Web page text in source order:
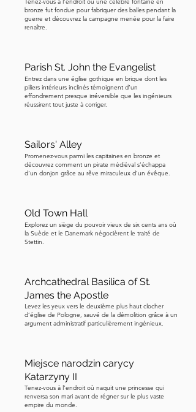
« Il ne faudra pas cinquante ans avant
que la famille des Griffons ne périsse. »
maria jamais. Elle vécut pendant des
décennies dans l'isolement croissant,
dépendant de la charité de la cour
qu'elle avait autrefois embellie. Alors
Griffon moururent successivement,
certains sans héritiers. Le public, déjà
inquiet pour l'avenir de la dynastie,
célibataire qui avait autrefois maudit la
famille dans un moment de désespoir.
Alors Sidonia fut formellement jugée
s'accumulèrent, et la femme âgée qui
avait autrefois été la beauté de la cour
fut soumise à la pleine rigueur des
coupable, décapitée à l'extérieur de la
Porte Moulin, et son corps fut brûlé.
Les archives du procès occupent plus
de mille pages, archivées à ce jour à
bronze fut fondue pour fabriquer des balles pendant la
guerre et découvrez la campagne menée pour la faire
renaître.
Parish St. John the Evangelist
Entrez dans une église gothique en brique dont les
piliers intérieurs inclinés témoignent d’un
effondrement presque irréversible que les ingénieurs
réussirent tout juste à corriger.
Sailors' Alley
Promenez-vous parmi les capitaines en bronze et
découvrez comment un pirate médiéval s’échappa
d’un donjon grâce au rêve miraculeux d’un évêque.
Old Town Hall
Explorez un siège du pouvoir vieux de six cents ans où
la Suède et le Danemark négocièrent le traité de
Stettin.
Archcathedral Basilica of St.
James the Apostle
Levez les yeux vers le deuxième plus haut clocher
d’église de Pologne, sauvé de la démolition grâce à un
argument administratif particulièrement ingénieux.
Miejsce narodzin carycy
Katarzyny II
Tenez-vous à l’endroit où naquit une princesse qui
renversa son mari avant de régner sur le plus vaste
empire du monde.